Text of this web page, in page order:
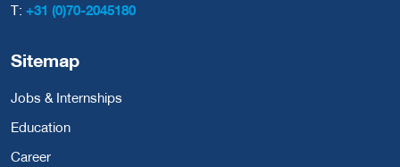
T: +31 (0)70-2045180
Sitemap
Jobs & Internships
Education
Career